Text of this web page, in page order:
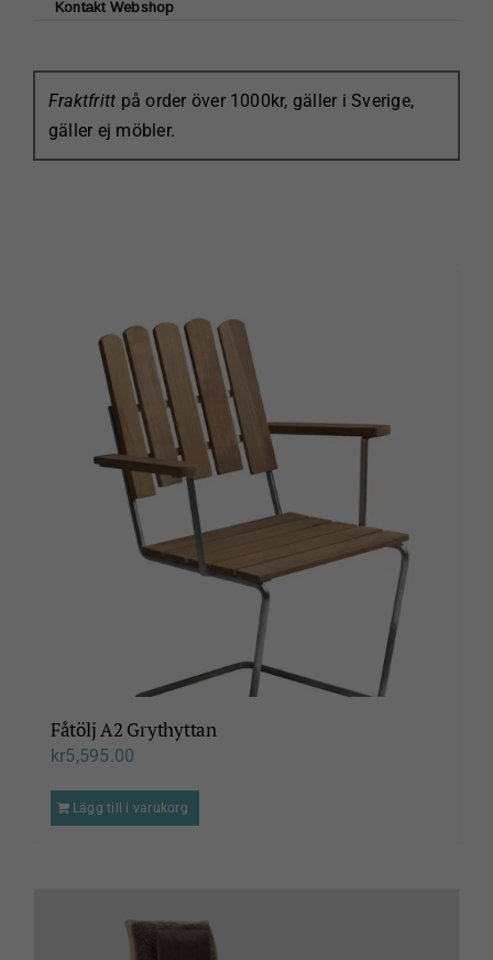
Fåtölj A2 Grythyttan
kr5,595.00
Lägg till i varukorg
Laura Ashley Tableware
Kerstin Landström
Klippan Yllefabrik
Maileg
Kockums jernverk
Grythyttan Stålmöbler
Wigells
Kontakt Webshop
Fraktfritt på order över 1000kr, gäller i Sverige,
gäller ej möbler.